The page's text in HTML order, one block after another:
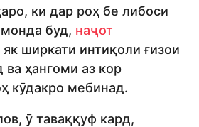
ки дар роҳ бе либоси
буд, наҷот
ширкати интиқоли ғизои
ҳангоми аз кор
кӯдакро мебинад.
ӯ таваққуф кард,